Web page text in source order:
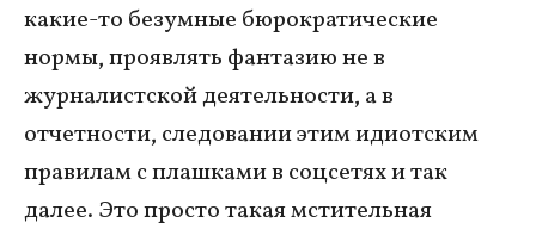
какие-то безумные бюрократические
нормы, проявлять фантазию не в
журналистской деятельности, а в
отчетности, следовании этим идиотским
правилам с плашками в соцсетях и так
далее. Это просто такая мстительная